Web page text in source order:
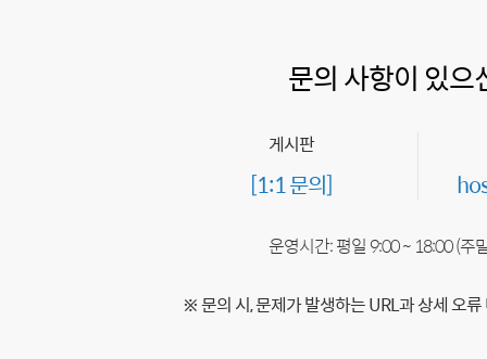
문의 사항이 있으
게시판
[1:1 문의]
운영시간: 평일 9:00 ~ 18:00 (주
※ 문의 시, 문제가 발생하는 URL과 상세 오